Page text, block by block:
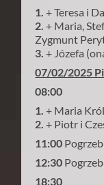
1. + Teresa i
2. + Maria,
Zygmunt
3. + Józefa
07/02/2025
08:00
1. + Maria Król
2. + Piotr i
11:00
12:30
18:30